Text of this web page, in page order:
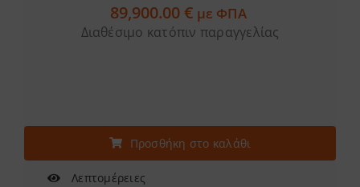
89,900.00€ με ΦΠΑ
Διαθέσιμο κατόπιν παραγγελίας
Προσθήκη στο καλάθι
Λεπτομέρειες